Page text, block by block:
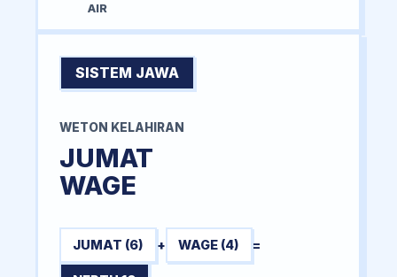
AIR
SISTEM JAWA
WETON KELAHIRAN
JUMAT
WAGE
JUMAT (6) + WAGE (4) =